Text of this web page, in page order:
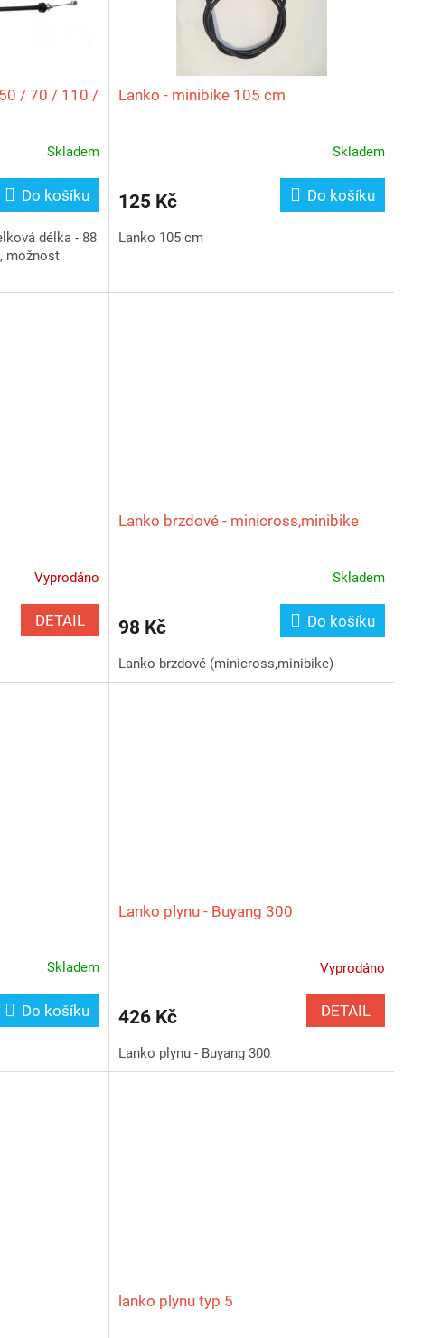
/ 70 / 110 /
Skladem
Do košíku
délka - 88
možnost
Lanko - minibike 105 cm
Skladem
125 Kč Do košíku
Lanko 105 cm
Vyprodáno
DETAIL
Lanko brzdové - minicross,minibike
Skladem
98 Kč Do košíku
Lanko brzdové (minicross,minibike)
Skladem
Do košíku
Lanko plynu - Buyang 300
Vyprodáno
426 Kč DETAIL
Lanko plynu - Buyang 300
lanko plynu typ 5